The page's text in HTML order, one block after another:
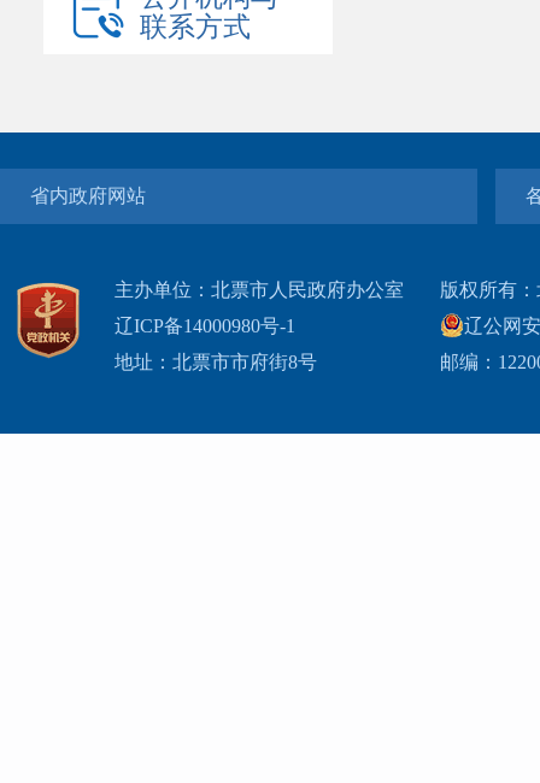
联系方式
省内政府网站
主办单位：北票市人民政府办公室
辽ICP备14000980号-1
地址：北票市市府街8号
版权所有
辽公网
邮编：